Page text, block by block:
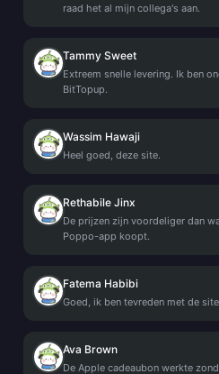
raad het al mijn collega's aan.
Tammy Sweet
Extreem snelle levering. Ik ben
BitTopup.
Wassim Hawaji
Heel goed, deze site.
Rethabile Jinx
De prijzen zijn voordeliger dan
Poppo-app koopt.
Fatema Habibi
Goed, ik ben tevreden met de
Ava Brown
De Apple cadeaubon werkte